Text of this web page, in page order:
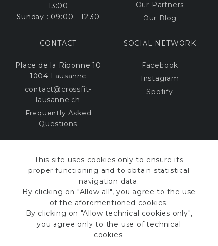
13:00
Sunday : 09:00 - 12:30
Our Partners
Our Blog
CONTACT
Place de la Riponne 10
1004 Lausanne
contact@crossfit-
lausanne.ch
Frequently Asked
Questions
SOCIAL NETWORK
Facebook
Instagram
Spotify
This site uses cookies only to ensure its
proper functioning and to obtain statistical
navigation data.
By clicking on "Allow all", you agree to the use
of the aforementioned cookies.
By clicking on "Allow technical cookies only",
you agree only to the use of technical
cookies.